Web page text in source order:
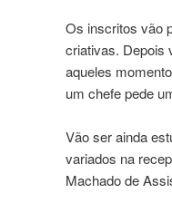
Os inscritos vão
criativas. Depois
aqueles
um chefe pede
Vão ser ainda
variados na
Machado de